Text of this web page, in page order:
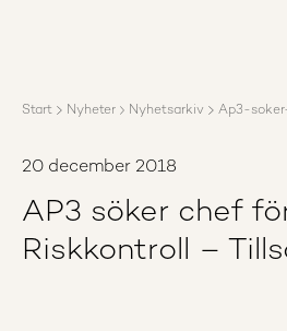
Rapporter
Kontakta AP3
Start Nyheter Nyhetsarkiv Ap3-
20 december 2018
AP3 söker chef
Riskkontroll –